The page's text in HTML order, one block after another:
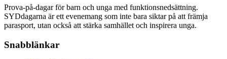
Prova-på-dagar för barn och unga med funktionsnedsättning.
SYDdagarna är ett evenemang som inte bara siktar på att främja
parasport, utan också att stärka samhället och inspirera unga.
Snabblänkar